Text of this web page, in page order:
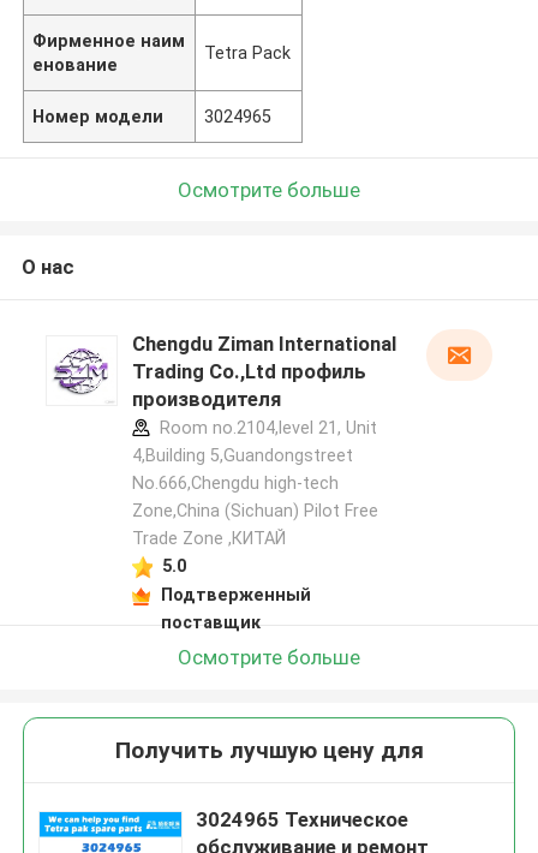
Фирменное наим
енование
Tetra Pack
Номер модели 3024965
Осмотрите больше
О нас
Chengdu Ziman International
Trading Co.,Ltd профиль
производителя
Room no.2104,level 21, Unit
4,Building 5,Guandongstreet
No.666,Chengdu high-tech
Zone,China (Sichuan) Pilot Free
Trade Zone ,КИТАЙ
5.0
Подтверженный
поставщик
Осмотрите больше
Получить лучшую цену для
3024965 Техническое
обслуживание и ремонт